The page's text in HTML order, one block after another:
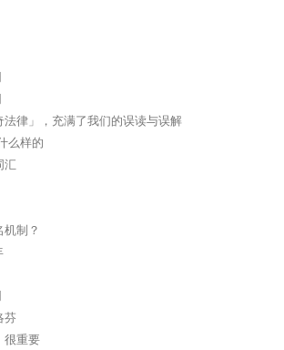
律」，充满了我们的误读与误解
么样的
汇
制？
芬
很重要